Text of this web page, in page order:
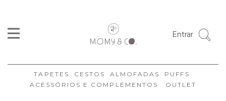
Entrar
TAPETES CESTOS ALMOFADAS
PUFFS
ACESSÓRIOS E COMPLEMENTOS
OUTLET
Cor
Formato
Coleção